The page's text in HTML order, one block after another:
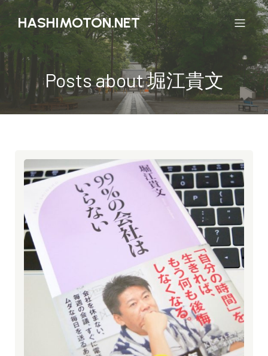
HASHIMOTON.NET
Posts about 堀江貴文